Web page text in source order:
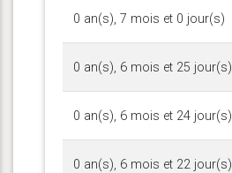
0 an(s), 7 mois et 0 jour(s)
0 an(s), 6 mois et 25 jour(s)
0 an(s), 6 mois et 24 jour(s)
0 an(s), 6 mois et 22 jour(s)